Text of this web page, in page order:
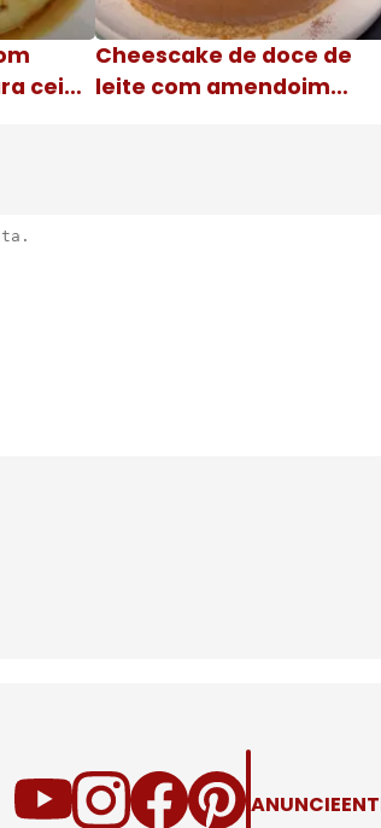
ceia
Cheescake de doce de
leite com amendoim
ANUNCIE